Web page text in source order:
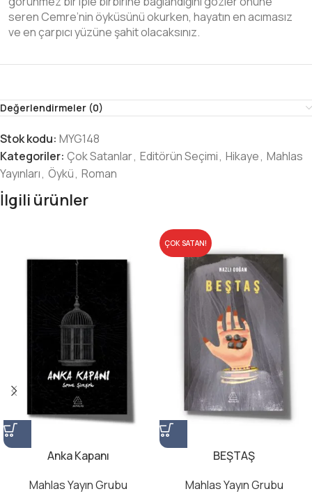
seren Cemre’nin öyküsünü okurken, hayatın en acımasız
ve en çarpıcı yüzüne şahit olacaksınız.
Değerlendirmeler (0)
Stok kodu: MYG148
Kategoriler: Çok Satanlar, Editörün Seçimi, Hikaye, Mahlas
Yayınları, Öykü, Roman
İlgili ürünler
Anka Kapanı
Mahlas Yayın Grubu
ÇOK SATAN!
BEŞTAŞ
Mahlas Yayın Grubu